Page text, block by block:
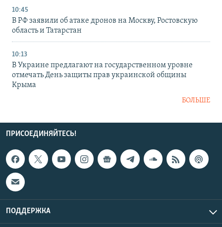
10:45
В РФ заявили об атаке дронов на Москву, Ростовскую
область и Татарстан
10:13
В Украине предлагают на государственном уровне
отмечать День защиты прав украинской общины
Крыма
БОЛЬШЕ
ПРИСОЕДИНЯЙТЕСЬ!
ПОДДЕРЖКА